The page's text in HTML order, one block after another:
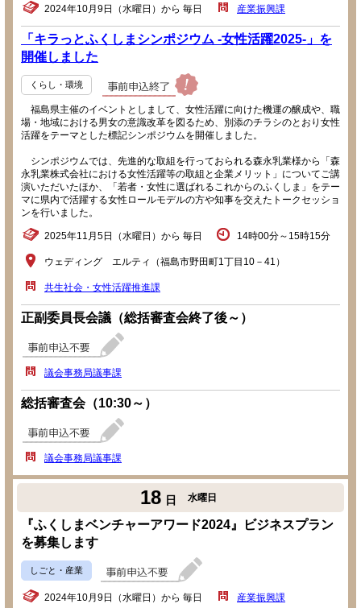
2024年10月9日（水曜日）から 毎日 産業振興課
「キラっとふくしまシンポジウム -女性活躍2025-」を
開催しました
くらし・環境
福島県主催のイベントとしまして、女性活躍に向けた機運の醸成や、職
場・地域における男女の意識改革を図るため、別添のチラシのとおり女性
活躍をテーマとした標記シンポジウムを開催しました。
シンポジウムでは、先進的な取組を行っておられる森永乳業様から「森
永乳業株式会社における女性活躍等の取組と企業メリット」についてご講
演いただいたほか、「若者・女性に選ばれるこれからのふくしま」をテー
マに県内で活躍する女性ロールモデルの方や知事を交えたトークセッショ
ンを行いました。
2025年11月5日（水曜日）から 毎日 14時00分～15時15分
ウェディング エルティ（福島市野田町1丁目10－41）
共生社会・女性活躍推進課
正副委員長会議（総括審査会終了後～）
議会事務局議事課
総括審査会（10:30～）
議会事務局議事課
18 日 水曜日
『ふくしまベンチャーアワード2024』ビジネスプラン
を募集します
しごと・産業
2024年10月9日（水曜日）から 毎日 産業振興課